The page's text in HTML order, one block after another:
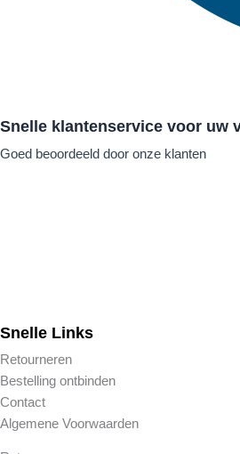
Snelle klantenservice voor uw
Goed beoordeeld door onze klanten
Snelle Links
Retourneren
Bestelling ontbinden
Contact
Algemene Voorwaarden